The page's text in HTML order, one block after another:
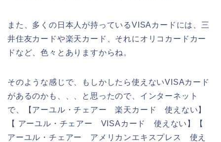
また、多くの日本人が持っているVISAカードには、三
井住友カードや楽天カード、それにオリコカードカー
ドなど、色々とありますからね。
そのような感じで、もしかしたら使えないVISAカード
があるのかも、、、と思ったので、インターネット
で、【アーユル・チェアー 楽天カード 使えない】
【 アーユル・チェアー VISAカード 使えない】【
アーユル・チェアー アメリカンエキスプレス 使え